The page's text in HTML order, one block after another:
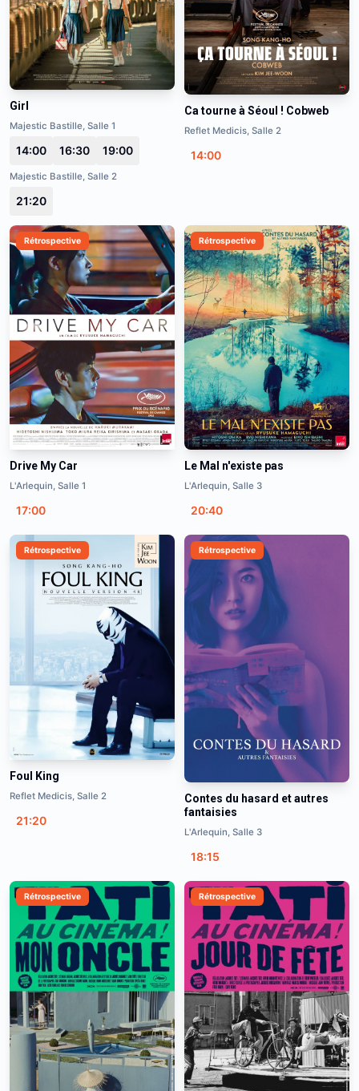
Girl
Majestic Bastille, Salle 1
14:00 16:30 19:00
Majestic Bastille, Salle 2
21:20
Ca tourne à Séoul ! Cobweb
Reflet Medicis, Salle 2
14:00
Rétrospective
Drive My Car
L'Arlequin, Salle 1
17:00
Rétrospective
Le Mal n'existe pas
L'Arlequin, Salle 3
20:40
Rétrospective
Foul King
Reflet Medicis, Salle 2
21:20
Rétrospective
Contes du hasard et autres
fantaisies
L'Arlequin, Salle 3
18:15
Rétrospective Rétrospective